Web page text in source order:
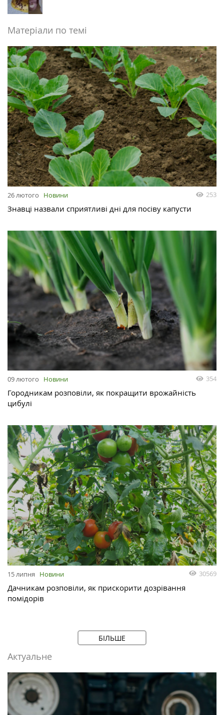
Матеріали по темі
26 лютого Новини 253
Знавці назвали сприятливі дні для посіву капусти
09 лютого Новини 354
Городникам розповіли, як покращити врожайність
цибулі
15 липня Новини 30569
Дачникам розповіли, як прискорити дозрівання
помідорів
БІЛЬШЕ
Актуальне